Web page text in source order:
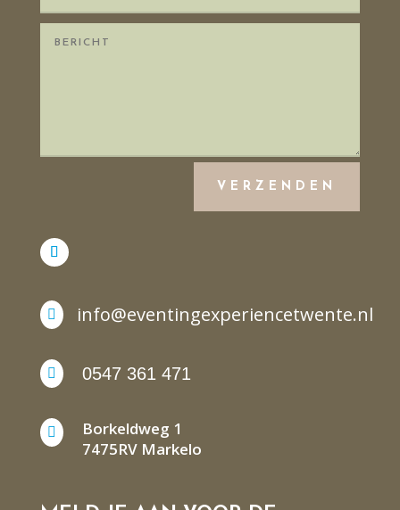
VERZENDEN
 info@eventingexperiencetwente.nl
 0547 361 471

Borkeldweg 1
7475RV Markelo